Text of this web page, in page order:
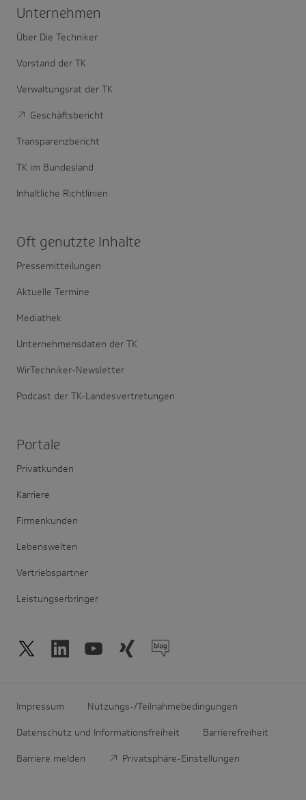
Unter­nehmen
Über Die Techniker
Vorstand der TK
Verwaltungsrat der TK
Geschäftsbericht
Transparenzbericht
TK im Bundesland
Inhaltliche Richtlinien
Oft genutzte Inhalte
Pressemitteilungen
Aktuelle Termine
Mediathek
Unternehmensdaten der TK
WirTechniker-Newsletter
Podcast der TK-Landesvertretungen
Portale
Privatkunden
Karriere
Firmenkunden
Lebenswelten
Vertriebspartner
Leistungserbringer
Impressum Nutzungs-/Teilnahmebedingungen
Datenschutz und Informationsfreiheit Barrierefreiheit
Barriere melden Privatsphäre-Einstellungen